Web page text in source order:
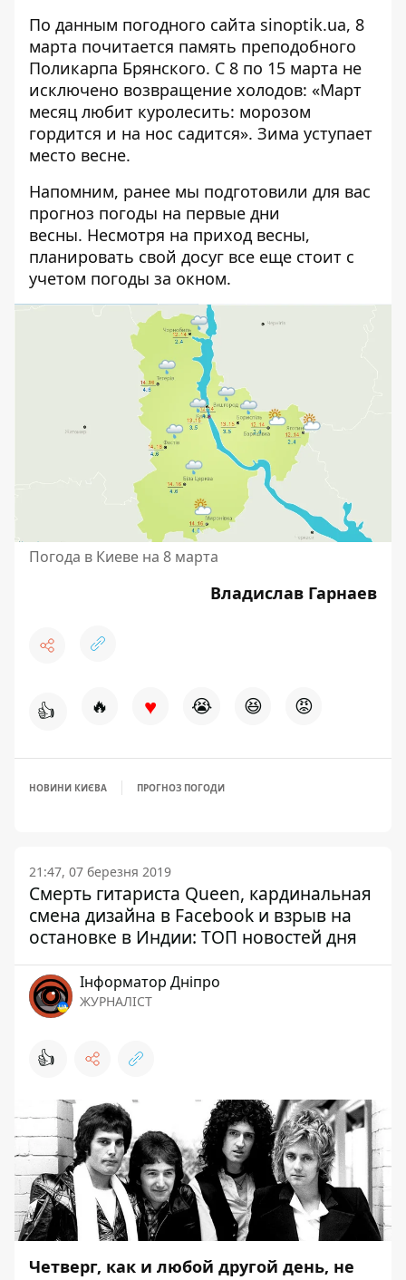
По данным погодного сайта sinoptik.ua, 8
марта почитается память преподобного
Поликарпа Брянского. С 8 по 15 марта не
исключено возвращение холодов: «Март
месяц любит куролесить: морозом
гордится и на нос садится». Зима уступает
место весне.
Напомним, ранее мы подготовили для вас
прогноз погоды на первые дни
весны. Несмотря на приход весны,
планировать свой досуг все еще стоит с
учетом погоды за окном.
Погода в Киеве на 8 марта
Владислав Гарнаев
👍 🔥 ♥ 😭 😆 😡
НОВИНИ КИЄВА ПРОГНОЗ ПОГОДИ
21:47, 07 березня 2019
Смерть гитариста Queen, кардинальная
смена дизайна в Facebook и взрыв на
остановке в Индии: ТОП новостей дня
Інформатор Дніпро
ЖУРНАЛІСТ
👍
Четверг, как и любой другой день, не